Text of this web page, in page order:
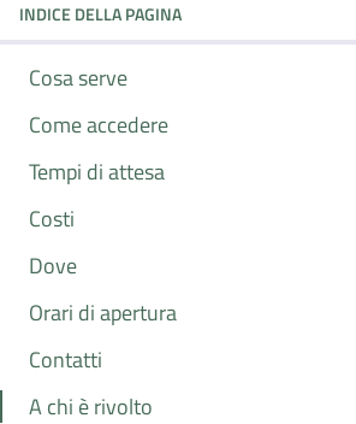
INDICE DELLA PAGINA
Cosa serve
Come accedere
Tempi di attesa
Costi
Dove
Orari di apertura
Contatti
A chi è rivolto